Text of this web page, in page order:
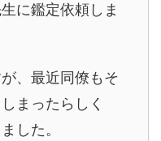
に鑑定依頼しま
、最近同僚もそ
まったらしく
した。